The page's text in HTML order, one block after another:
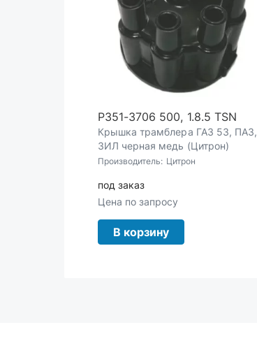
Р351-3706 500, 1.8.5 TSN
Крышка трамблера ГАЗ 53, ПАЗ,
ЗИЛ черная медь (Цитрон)
Производитель: Цитрон
под заказ
Цена по запросу
В корзину